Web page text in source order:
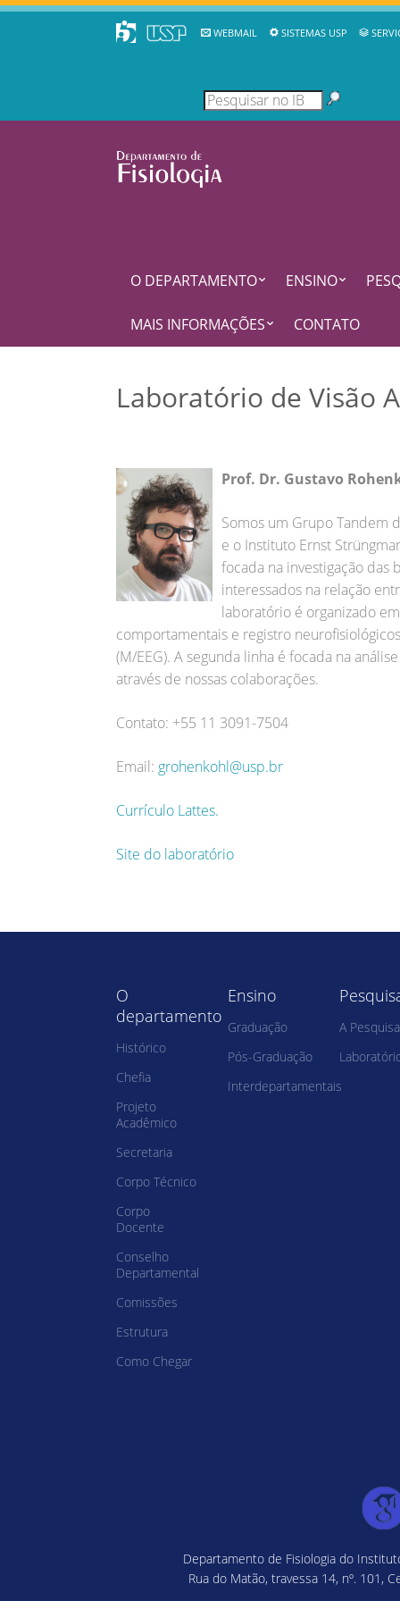
WEBMAIL SISTEMAS USP
O DEPARTAMENTO ENSINO
MAIS INFORMAÇÕES CONTATO
Laboratório de Visão
Prof. Dr. Gustavo
Somos um Grupo Tandem
e o Instituto Ernst
focada na investigação das
interessados na relação
laboratório é organizado
comportamentais e registro
(M/EEG). A segunda linha é focada na
através de nossas colaborações.
Contato: +55 11 3091-7504
Email: grohenkohl@usp.br
Currículo Lattes.
Site do laboratório
O
departamento
Histórico
Chefia
Projeto
Acadêmico
Secretaria
Corpo Técnico
Corpo
Docente
Conselho
Departamental
Comissões
Estrutura
Como Chegar
Ensino
Graduação
Pós-Graduação
Interdepartamentais
A Pesquisa
Departamento de Fisiologia do
Rua do Matão, travessa 14, nº. 101,